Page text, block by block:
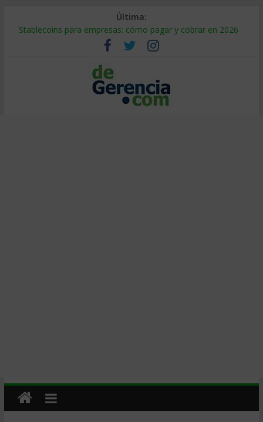
Última:
Stablecoins para empresas: cómo pagar y cobrar en 2026
Despido silencioso: qué es y por qué sale tan caro
IA en selección de personal: cómo auditarla a tiempo
Trabajo forzoso en la cadena de suministro: qué hacer
Mercado hispano de EE. UU.: cómo segmentarlo y venderle